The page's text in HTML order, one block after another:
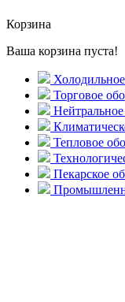
Корзина
Ваша корзина пуста!
Торговое
Тепловое
Пекарское